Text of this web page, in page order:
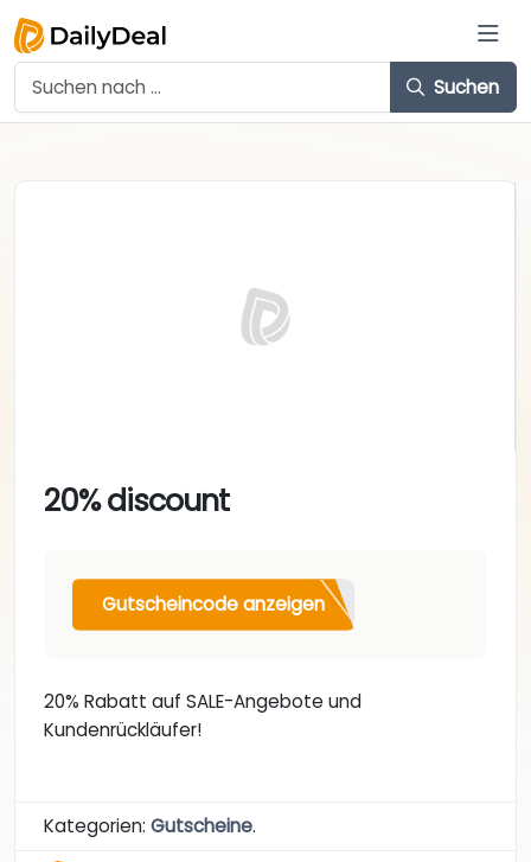
Suchen
20% discount
Gutscheincode anzeigen
20% Rabatt auf SALE-Angebote und
Kundenrückläufer!
Kategorien: Gutscheine.